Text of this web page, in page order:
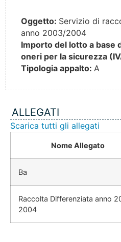
Oggetto: Servizio di
anno 2003/2004
Importo del lotto a base
oneri per la sicurezza
Tipologia appalto: A
ALLEGATI
Scarica tutti gli allegati
Nome Allegato
Ba
Raccolta Differenziata anno
2004